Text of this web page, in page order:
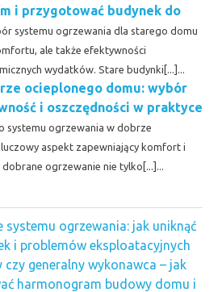
i przygotować budynek do
systemu ogrzewania dla starego domu
ale także efektywności
wydatków. Stare budynki[...]...
ocieplonego domu: wybór
i oszczędności w praktyce
systemu ogrzewania w dobrze
aspekt zapewniający komfort i
ogrzewanie nie tylko[...]...
systemu ogrzewania: jak uniknąć
i problemów eksploatacyjnych
generalny wykonawca – jak
harmonogram budowy domu i